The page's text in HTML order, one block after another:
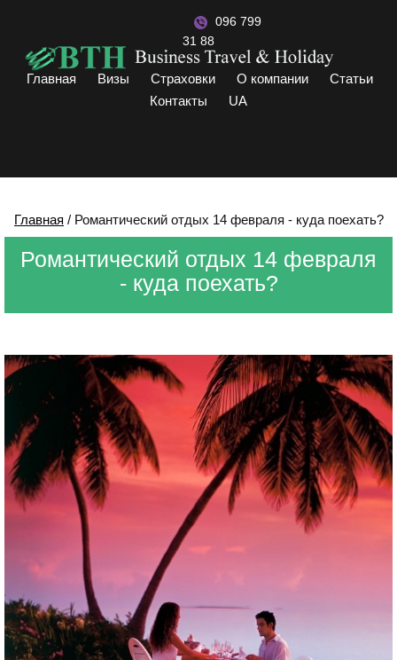
Главная Визы Страховки О компании
Статьи
Контакты
UA
096 799
31 88
Главная / Романтический отдых 14 февраля - куда поехать?
Романтический отдых 14 февраля
- куда поехать?